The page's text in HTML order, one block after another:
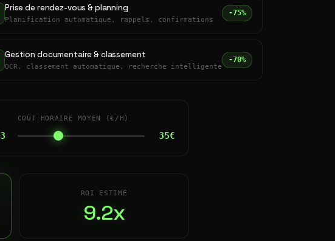
Prise de rendez-vous & planning
Planification automatique, rappels, confirmations
-75%
Gestion documentaire & classement
OCR, classement automatique, recherche intelligente
-70%
3
COÛT HORAIRE MOYEN (€/H)
35€
ROI ESTIMÉ
9.2x